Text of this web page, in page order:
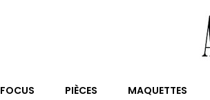
FOCUS PIÈCES MAQUETTES